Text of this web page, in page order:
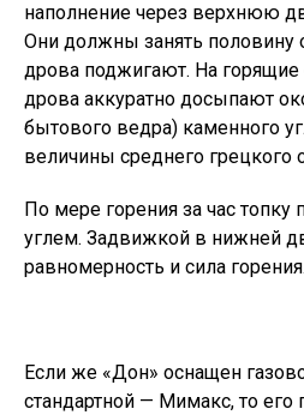
наполнение через верхнюю
Они должны занять половину
дрова поджигают. На
дрова аккуратно досыпают
бытового ведра) каменного
величины среднего грецкого
По мере горения за час
углем. Задвижкой в нижней
равномерность и сила горения.
Если же «Дон» оснащен
стандартной — Мимакс, то его